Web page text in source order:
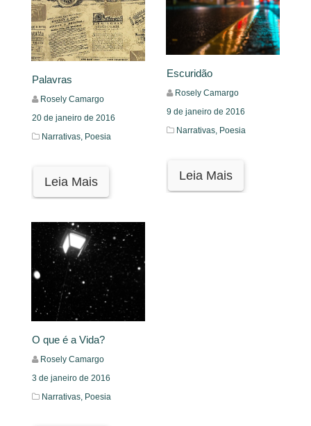
Palavras
Rosely Camargo
20 de janeiro de 2016
Narrativas, Poesia
Leia Mais
Escuridão
Rosely Camargo
9 de janeiro de 2016
Narrativas, Poesia
Leia Mais
O que é a Vida?
Rosely Camargo
3 de janeiro de 2016
Narrativas, Poesia